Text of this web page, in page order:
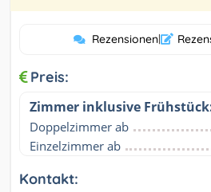
Rezensionen|
Preis:
Zimmer inklusive
Doppelzimmer ab
Einzelzimmer ab
Kontakt: